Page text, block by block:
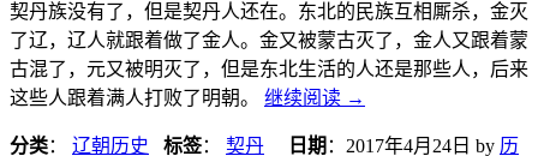
契丹族没有了，但是契丹人还在。东北的民族互相厮杀，金灭
了辽，辽人就跟着做了金人。金又被蒙古灭了，金人又跟着蒙
古混了，元又被明灭了，但是东北生活的人还是那些人，后来
这些人跟着满人打败了明朝。 继续阅读 →
分类： 辽朝历史 标签： 契丹 日期 ： 2017年4月24日 by 历